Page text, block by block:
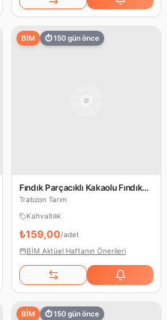
BİM ⏱150 gün önce
Fındık Parçacıklı Kakaolu Fındık
Kreması
Trabzon Tarım
Kahvaltılık
₺159,00/adet
BİM Aktüel Haftanın Önerileri
BİM ⏱150 gün önce